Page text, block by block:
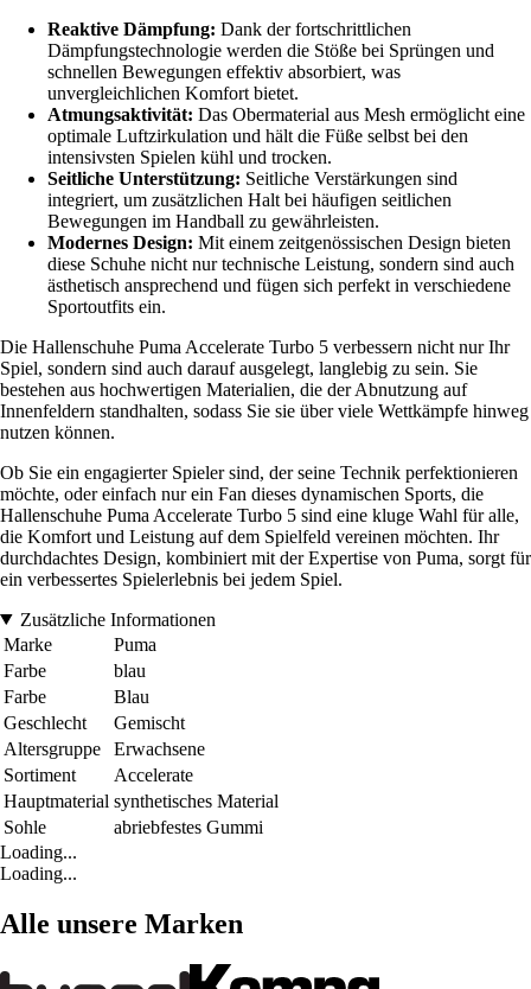
Reaktive Dämpfung: Dank der fortschrittlichen
Dämpfungstechnologie werden die Stöße bei Sprüngen und
schnellen Bewegungen effektiv absorbiert, was
unvergleichlichen Komfort bietet.
Atmungsaktivität: Das Obermaterial aus Mesh ermöglicht eine
optimale Luftzirkulation und hält die Füße selbst bei den
intensivsten Spielen kühl und trocken.
Seitliche Unterstützung: Seitliche Verstärkungen sind
integriert, um zusätzlichen Halt bei häufigen seitlichen
Bewegungen im Handball zu gewährleisten.
Modernes Design: Mit einem zeitgenössischen Design bieten
diese Schuhe nicht nur technische Leistung, sondern sind auch
ästhetisch ansprechend und fügen sich perfekt in verschiedene
Sportoutfits ein.
Die Hallenschuhe Puma Accelerate Turbo 5 verbessern nicht nur Ihr
Spiel, sondern sind auch darauf ausgelegt, langlebig zu sein. Sie
bestehen aus hochwertigen Materialien, die der Abnutzung auf
Innenfeldern standhalten, sodass Sie sie über viele Wettkämpfe hinweg
nutzen können.
Ob Sie ein engagierter Spieler sind, der seine Technik perfektionieren
möchte, oder einfach nur ein Fan dieses dynamischen Sports, die
Hallenschuhe Puma Accelerate Turbo 5 sind eine kluge Wahl für alle,
die Komfort und Leistung auf dem Spielfeld vereinen möchten. Ihr
durchdachtes Design, kombiniert mit der Expertise von Puma, sorgt für
ein verbessertes Spielerlebnis bei jedem Spiel.
Zusätzliche Informationen
Marke
Puma
Farbe
blau
Farbe
Blau
Geschlecht
Gemischt
Altersgruppe
Erwachsene
Sortiment
Accelerate
Hauptmaterial synthetisches Material
Sohle
abriebfestes Gummi
Loading...
Loading...
Alle unsere Marken